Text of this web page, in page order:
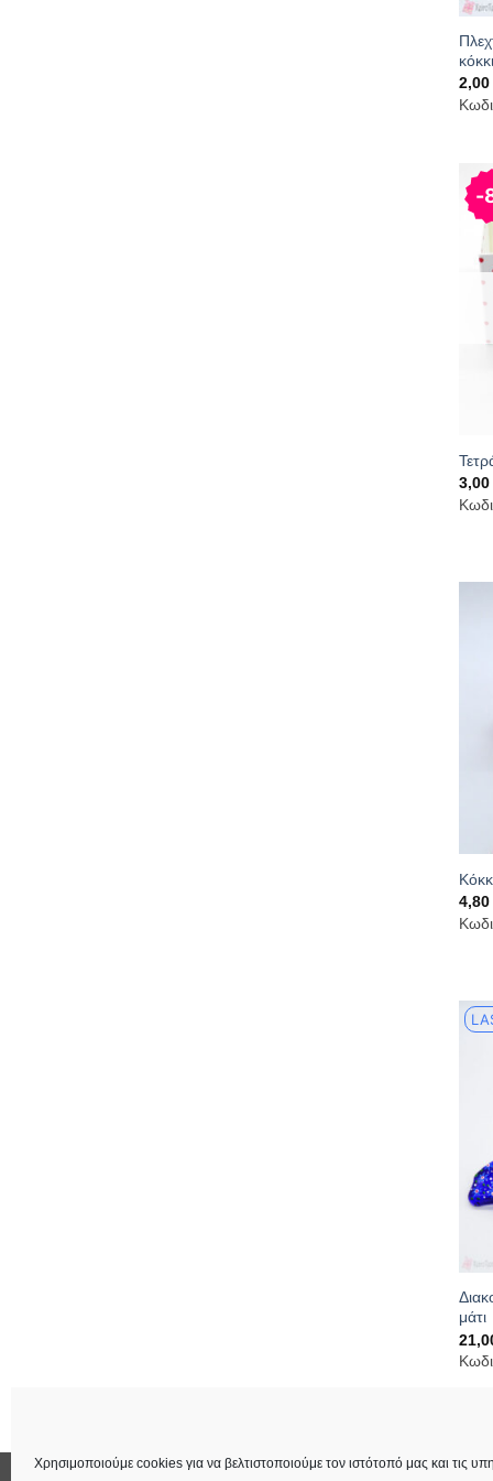
Χρησιμοποιούμε cookies για να βελτιστοποιούμε τον ιστότοπό μας και τις
2,00
3,00
4,80
μάτι